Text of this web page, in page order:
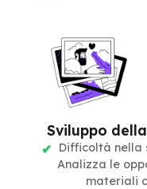
Sviluppo
Difficoltà nella
Analizza le
materiali